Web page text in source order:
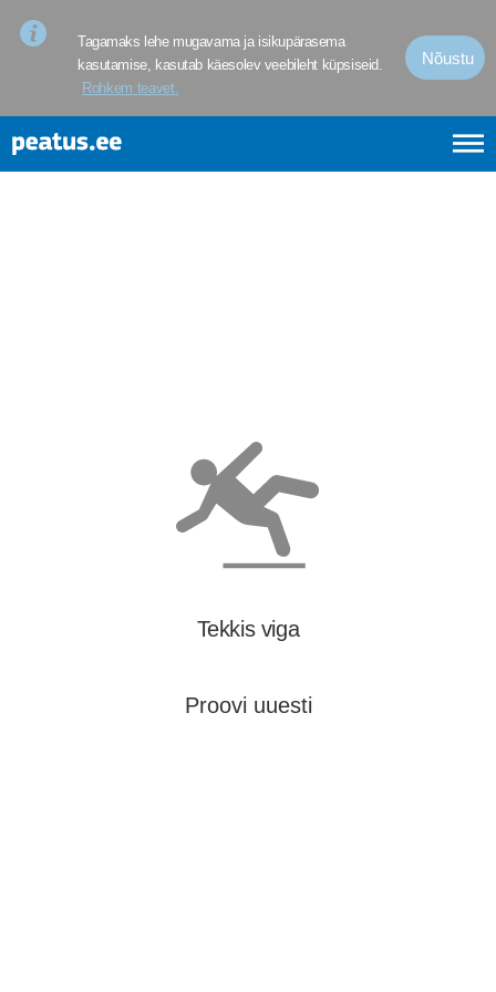
Tagamaks lehe mugavama ja isikupärasema
kasutamise, kasutab käesolev veebileht küpsiseid.
Rohkem teavet.
Nõustu
Tekkis viga
Proovi uuesti